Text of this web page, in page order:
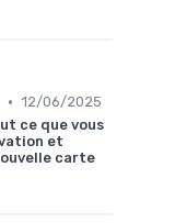
• 12/06/2025
ce que vous
et
carte